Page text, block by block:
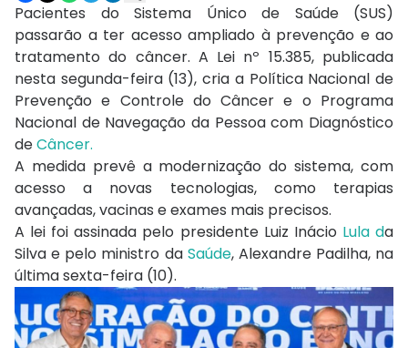
Pacientes do Sistema Único de Saúde (SUS)
passarão a ter acesso ampliado à prevenção e ao
tratamento do câncer. A Lei nº 15.385, publicada
nesta segunda-feira (13), cria a Política Nacional de
Prevenção e Controle do Câncer e o Programa
Nacional de Navegação da Pessoa com Diagnóstico
deCâncer.
A medida prevê a modernização do sistema, com
acesso a novas tecnologias, como terapias
avançadas, vacinas e exames mais precisos.
A lei foi assinada pelo presidente Luiz Inácio Lula da
Silva e pelo ministro daSaúde, Alexandre Padilha, na
última sexta-feira (10).